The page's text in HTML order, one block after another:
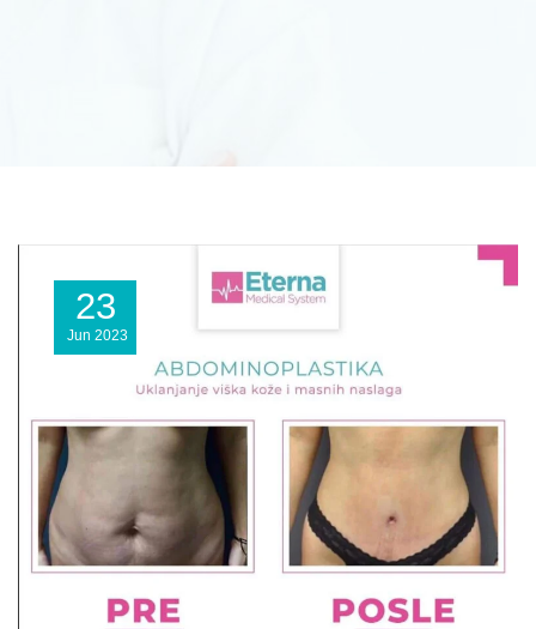
23
Jun 2023